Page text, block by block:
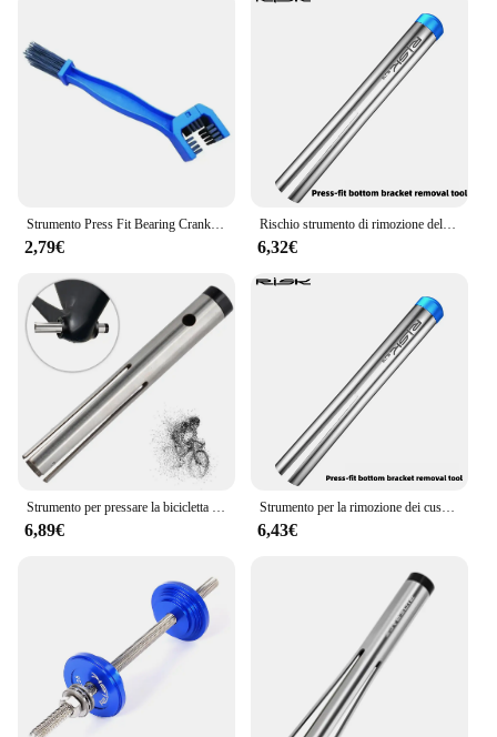
Strumento Press Fit Bearing Crankset Tool Bike BB Removal Tool Press In Bearing Removal Tools staffa inferiore BB per BB86 PF30 BB92
2,79€
Rischio strumento di rimozione del cuscinetto Press-in della bicicletta Press Fit BB movimento centrale rimozione della tazza per BB86 PF30 BB92 strumenti di riparazione della bici
6,32€
Strumento per pressare la bicicletta Comodo strumento per guarnitura con cuscinetto per foro sospeso Pratico da usare Strumento per la rimozione BB in acciaio per gli appassionati di biciclette
6,89€
Strumento per la rimozione dei cuscinetti a pressione della bicicletta Press Fit BB Dispositivo per la rimozione della tazza del movimento centrale per BB86 PF30 BB92 Strumenti di riparazione bici
6,43€